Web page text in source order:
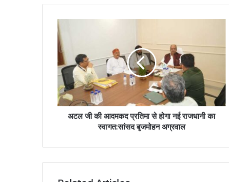
अटल जी की आदमकद प्रतिमा से होगा नई राजधानी का
स्वागत:सांसद बृजमोहन अग्रवाल